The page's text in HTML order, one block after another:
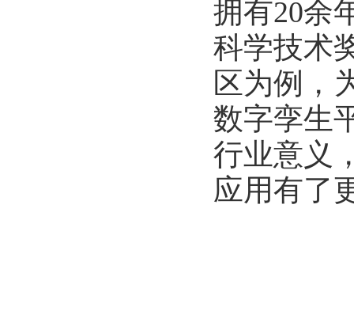
拥有20余
科学技术
区为例，
数字孪生
行业意义
应用有了